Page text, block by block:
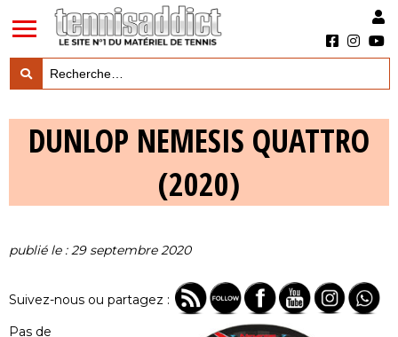
LES ACTUS MARQUES & PRODUITS
LES GUIDES DU MATERIEL
DUNLOP NEMESIS QUATTRO
(2020)
publié le : 29 septembre 2020
Suivez-nous ou partagez :
Pas de